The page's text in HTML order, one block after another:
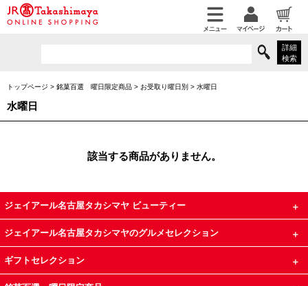
詳細
検索
トップページ > 銘菓百選 曜日限定商品 > お受取り曜日別 > 水曜日
水曜日
該当する商品がありません。
ジェイアール名古屋タカシマヤ ビューティー
ジェイアール名古屋タカシマヤのグルメセレクション
ギフトセレクション